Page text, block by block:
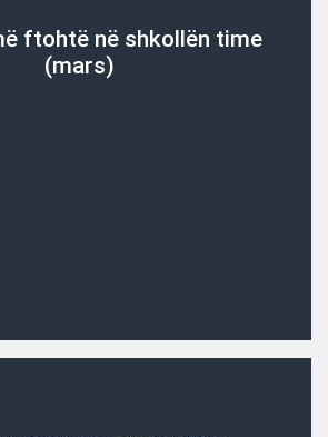
ftohtë në shkollën time
(mars)